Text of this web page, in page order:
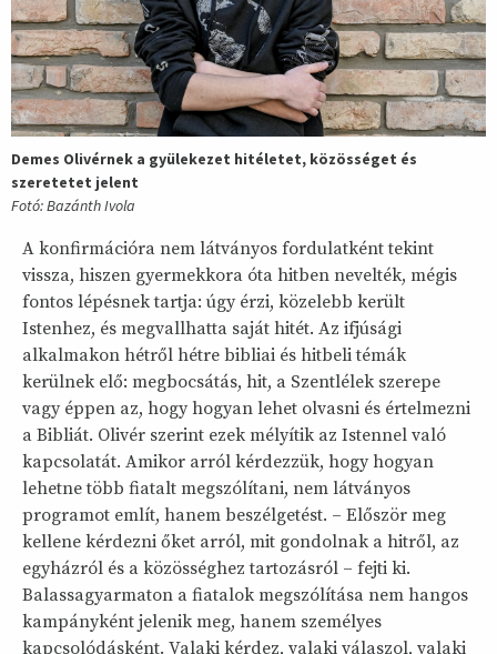
Demes Olivérnek a gyülekezet hitéletet, közösséget és
szeretetet jelent
Fotó: Bazánth Ivola
A konfirmációra nem látványos fordulatként tekint
vissza, hiszen gyermekkora óta hitben nevelték, mégis
fontos lépésnek tartja: úgy érzi, közelebb került
Istenhez, és megvallhatta saját hitét. Az ifjúsági
alkalmakon hétről hétre bibliai és hitbeli témák
kerülnek elő: megbocsátás, hit, a Szentlélek szerepe
vagy éppen az, hogy hogyan lehet olvasni és értelmezni
a Bibliát. Olivér szerint ezek mélyítik az Istennel való
kapcsolatát. Amikor arról kérdezzük, hogy hogyan
lehetne több fiatalt megszólítani, nem látványos
programot említ, hanem beszélgetést. – Először meg
kellene kérdezni őket arról, mit gondolnak a hitről, az
egyházról és a közösséghez tartozásról – fejti ki.
Balassagyarmaton a fiatalok megszólítása nem hangos
kampányként jelenik meg, hanem személyes
kapcsolódásként. Valaki kérdez, valaki válaszol, valaki